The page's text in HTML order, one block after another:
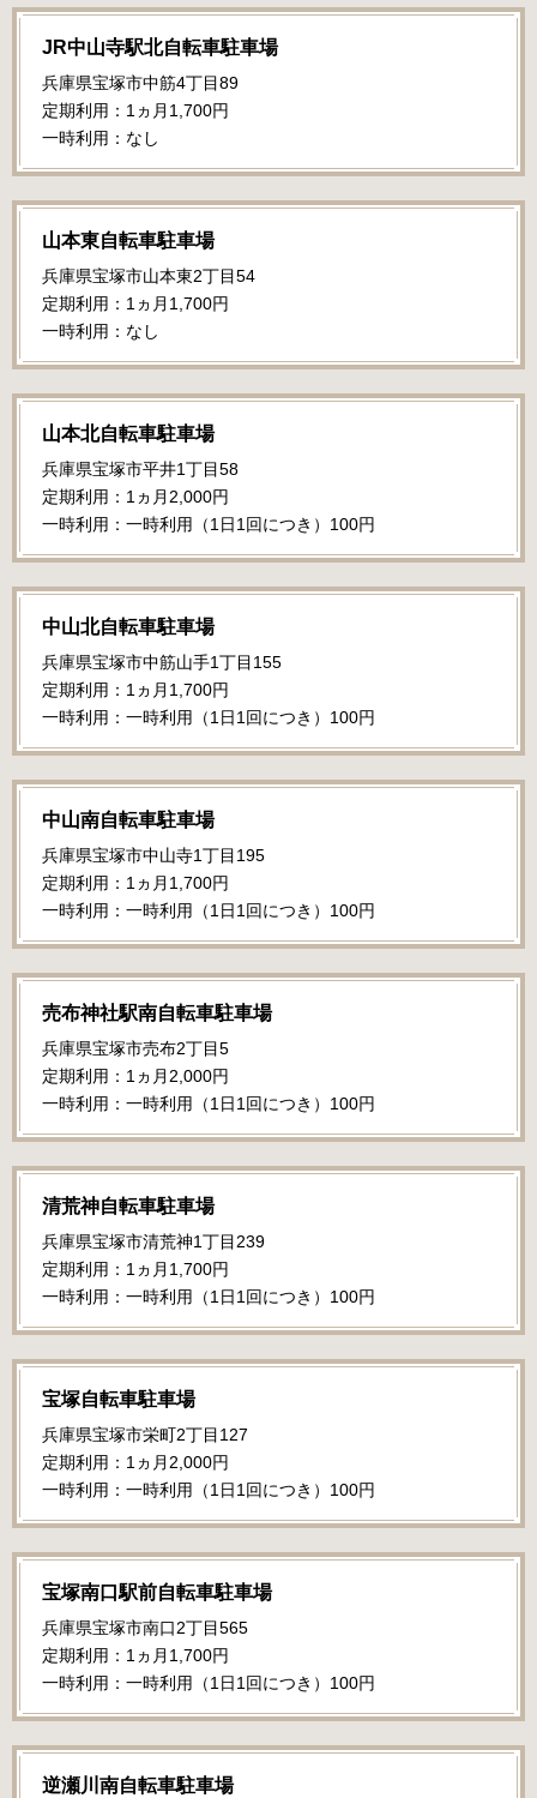
JR中山寺駅北自転車駐車場
兵庫県宝塚市中筋4丁目89
定期利用：1ヵ月1,700円
一時利用：なし
山本東自転車駐車場
兵庫県宝塚市山本東2丁目54
定期利用：1ヵ月1,700円
一時利用：なし
山本北自転車駐車場
兵庫県宝塚市平井1丁目58
定期利用：1ヵ月2,000円
一時利用：一時利用（1日1回につき）100円
中山北自転車駐車場
兵庫県宝塚市中筋山手1丁目155
定期利用：1ヵ月1,700円
一時利用：一時利用（1日1回につき）100円
中山南自転車駐車場
兵庫県宝塚市中山寺1丁目195
定期利用：1ヵ月1,700円
一時利用：一時利用（1日1回につき）100円
売布神社駅南自転車駐車場
兵庫県宝塚市売布2丁目5
定期利用：1ヵ月2,000円
一時利用：一時利用（1日1回につき）100円
清荒神自転車駐車場
兵庫県宝塚市清荒神1丁目239
定期利用：1ヵ月1,700円
一時利用：一時利用（1日1回につき）100円
宝塚自転車駐車場
兵庫県宝塚市栄町2丁目127
定期利用：1ヵ月2,000円
一時利用：一時利用（1日1回につき）100円
宝塚南口駅前自転車駐車場
兵庫県宝塚市南口2丁目565
定期利用：1ヵ月1,700円
一時利用：一時利用（1日1回につき）100円
逆瀬川南自転車駐車場